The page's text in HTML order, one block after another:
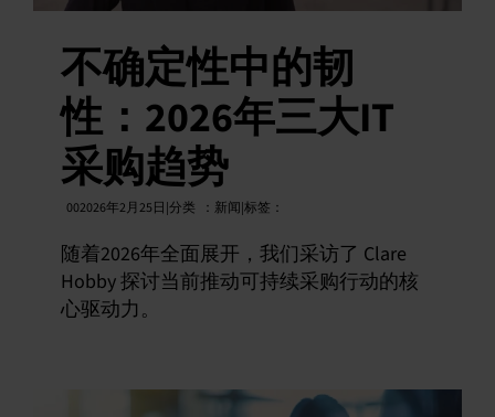
不确定性中的韧
性：2026年三大IT
采购趋势
002026年2月25日|分类 ： 新闻|标签：
随着2026年全面展开，我们采访了 Clare
Hobby 探讨当前推动可持续采购行动的核
心驱动力。